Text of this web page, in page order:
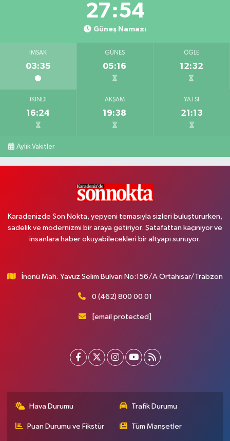
27:53
Güneş Namazı
İMSAK
03:35
GÜNEŞ
05:16
ÖĞLE
12:32
İKINDI
16:24
AKŞAM
19:38
YATSI
21:13
Aylık Vakitler
Karadenizde Son Nokta, yepyeni temasıyla sizleri buluştururken,
sadelik ve modernizmi bir araya getiriyor. Şatafattan kaçınıyor ve
insanlara haber okuyabilecekleri bir altyapı sunuyor.
İnönü Mah. Yavuz Selim Bulvarı No:156/A Ortahisar/Trabzon
0 (462) 800 00 01
[email protected]
Hava Durumu Trafik Durumu
Puan Durumu ve Fikstür Tüm Manşetler